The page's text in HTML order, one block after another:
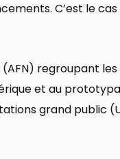
C’est le
(AFN) regroupant les
et au
grand public